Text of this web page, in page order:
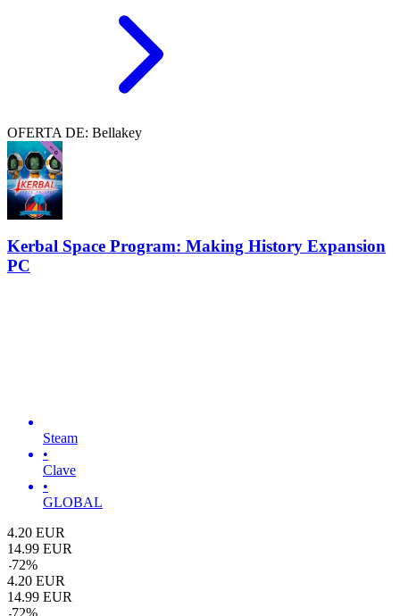
OFERTA DE: Bellakey
Kerbal Space Program: Making History Expansion
PC
Steam
•
Clave
•
GLOBAL
4.20 EUR
14.99 EUR
-72%
4.20 EUR
14.99 EUR
-72%